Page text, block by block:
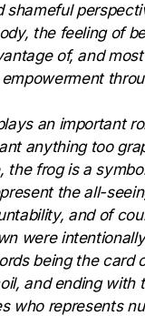
shameful
the feeling of
of, and
an important
anything too
the frog is a
the all-
and of
were
being the card
and ending with
who represents